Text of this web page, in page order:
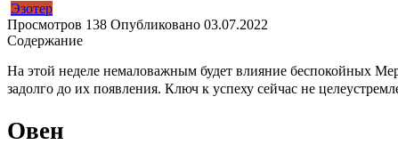
Эзотер
Просмотров 138 Опубликовано 03.07.2022
Содержание
На этой неделе немаловажным будет влияние беспокойных
задолго до их появления. Ключ к успеху сейчас не
Овен